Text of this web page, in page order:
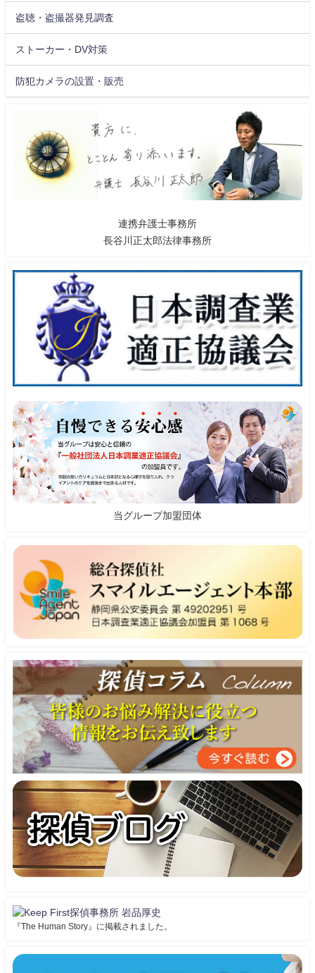
盗聴・盗撮器発見調査
ストーカー・DV対策
防犯カメラの設置・販売
連携弁護士事務所
長谷川正太郎法律事務所
当グループ加盟団体
『The Human Story』に掲載されました。